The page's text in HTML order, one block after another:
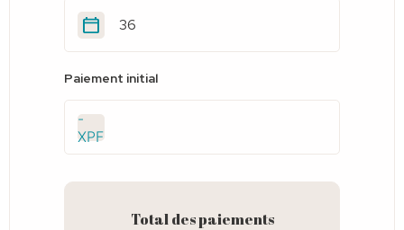
Paiement initial
-
XPF
Total des paiements